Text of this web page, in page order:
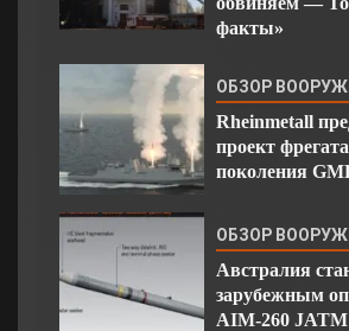
факты»
ОБЗОР
Rheinmetall
проект
поколения
ОБЗОР
Австралия
зарубежным
AIM-260 JATM